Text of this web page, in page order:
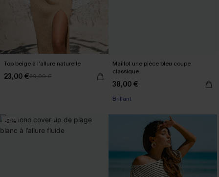
Top beige à l’allure naturelle
23,00 €29,00 €
Maillot une pièce bleu coupe
classique
38,00 €
Brillant
-21%